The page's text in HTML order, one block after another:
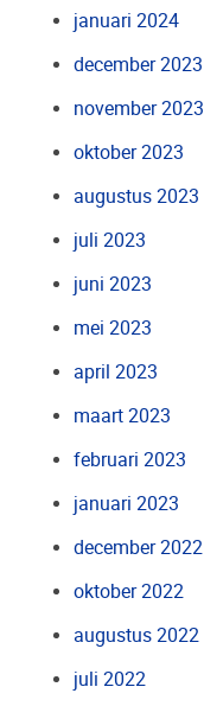
januari 2024
december 2023
november 2023
oktober 2023
augustus 2023
juli 2023
juni 2023
mei 2023
april 2023
maart 2023
februari 2023
januari 2023
december 2022
oktober 2022
augustus 2022
juli 2022